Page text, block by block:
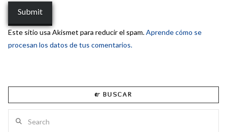
Este sitio usa Akismet para reducir el spam.Aprende cómo se
procesan los datos de tus comentarios.
BUSCAR